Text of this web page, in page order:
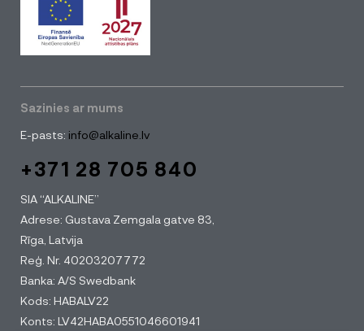
Sazinies ar mums
E-pasts: info@alkaline.lv
+371 28 705 840
SIA “ALKALINE”
Adrese: Gustava Zemgala gatve 83,
Rīga, Latvija
Reģ. Nr. 40203207772
Banka: A/S Swedbank
Kods: HABALV22
Konts: LV42HABA0551046601941